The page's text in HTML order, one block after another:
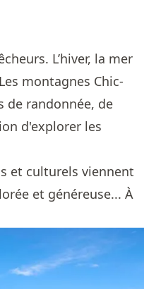
L’hiver, la mer
montagnes Chic-
de randonnée, de
d'explorer les
et culturels viennent
et généreuse... À